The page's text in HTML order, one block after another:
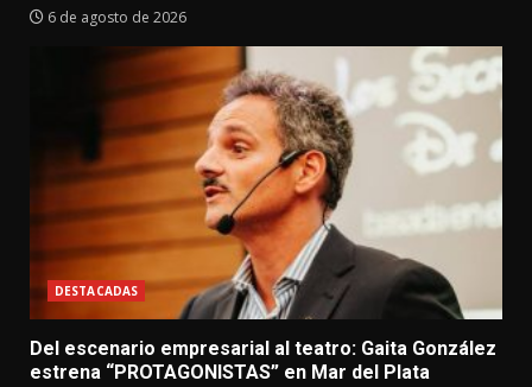
6 de agosto de 2026
DESTACADAS
Del escenario empresarial al teatro: Gaita González
estrena “PROTAGONISTAS” en Mar del Plata